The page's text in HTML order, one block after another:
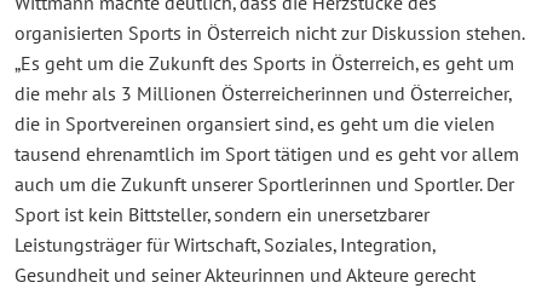
organisierten Sports in Österreich nicht zur Diskussion stehen.
„Es geht um die Zukunft des Sports in Österreich, es geht um
die mehr als 3 Millionen Österreicherinnen und Österreicher,
die in Sportvereinen organsiert sind, es geht um die vielen
tausend ehrenamtlich im Sport tätigen und es geht vor allem
auch um die Zukunft unserer Sportlerinnen und Sportler. Der
Sport ist kein Bittsteller, sondern ein unersetzbarer
Leistungsträger für Wirtschaft, Soziales, Integration,
Gesundheit und seiner Akteurinnen und Akteure gerecht